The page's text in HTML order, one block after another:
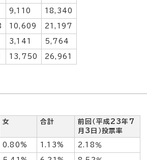
9,110 18,340
10,609 21,197
3,141 5,764
13,750 26,961
女 合計
前回（平成23年7
月3日）投票率
0.80% 1.13% 2.18％